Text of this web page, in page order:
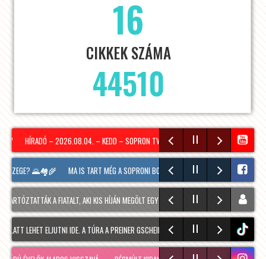
16
CIKKEK SZÁMA
44510
HÍRADÓ – 2026.08.04. – KEDD – SOPRON TV TOVÁBBRA IS SOKAKAT ÉRINT A
🌄🏘️🌾 MA IS TART MÉG A SOPRONI BORÜNNEP, 20 ÓRAKOR A HOOLIGANS
A FIATALT, AKI KIS HÍJÁN MEGÖLT EGY 28 ÉVES FÉRFIT SOPRONBAN ENNEK
LEHET ELJUTNI IDE. A TÚRA A PREINER GSCHEID PARKOLÓBÓL INDUL ÉS 1050 tiktok